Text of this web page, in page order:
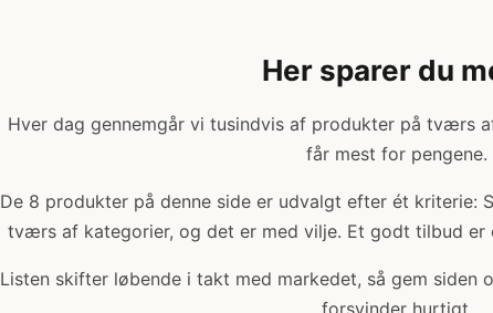
Her sparer du
Hver dag gennemgår vi tusindvis af produkter på tværs
får mest for pengene.
De 8 produkter på denne side er udvalgt efter ét kriterie:
tværs af kategorier, og det er med vilje. Et godt tilbud er
Listen skifter løbende i takt med markedet, så gem
forsvinder hurtigt.